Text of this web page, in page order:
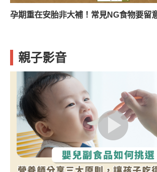
孕期重在安胎非大補！常見NG食物要留
親子影音